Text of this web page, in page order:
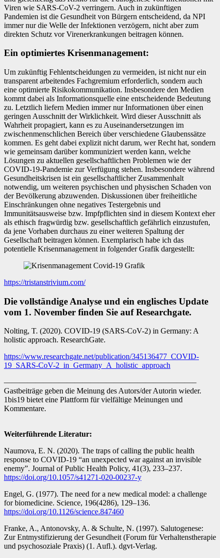
Viren wie SARS-CoV-2 verringern. Auch in zukünftigen
Pandemien ist die Gesundheit von Bürgern entscheidend, da NPI
immer nur die Welle der Infektionen verzögern, nicht aber zum
direkten Schutz vor Virenerkrankungen beitragen können.
Ein optimiertes Krisenmanagement:
Um zukünftig Fehlentscheidungen zu vermeiden, ist nicht nur ein
transparent arbeitendes Fachgremium erforderlich, sondern auch
eine optimierte Risikokommunikation. Insbesondere den Medien
kommt dabei als Informationsquelle eine entscheidende Bedeutung
zu. Letztlich liefern Medien immer nur Informationen über einen
geringen Ausschnitt der Wirklichkeit. Wird dieser Ausschnitt als
Wahrheit propagiert, kann es zu Auseinandersetzungen im
zwischenmenschlichen Bereich über verschiedene Glaubenssätze
kommen. Es geht dabei explizit nicht darum, wer Recht hat, sondern
wie gemeinsam darüber kommuniziert werden kann, welche
Lösungen zu aktuellen gesellschaftlichen Problemen wie der
COVID-19-Pandemie zur Verfügung stehen. Insbesondere während
Gesundheitskrisen ist ein gesellschaftlicher Zusammenhalt
notwendig, um weiteren psychischen und physischen Schaden von
der Bevölkerung abzuwenden. Diskussionen über freiheitliche
Einschränkungen ohne negatives Testergebnis und
Immunitätsausweise bzw. Impfpflichten sind in diesem Kontext eher
als ethisch fragwürdig bzw. gesellschaftlich gefährlich einzustufen,
da jene Vorhaben durchaus zu einer weiteren Spaltung der
Gesellschaft beitragen können. Exemplarisch habe ich das
potentielle Krisenmanagement in folgender Grafik dargestellt:
https://tristanstrivium.com/
Die vollständige Analyse und ein englisches Update
vom 1. November finden Sie auf Researchgate.
Nolting, T. (2020). COVID-19 (SARS-CoV-2) in Germany: A
holistic approach. ResearchGate.
https://www.researchgate.net/publication/345136477_COVID-
19_SARS-CoV-2_in_Germany_A_holistic_approach
————————————————————————–
Gastbeiträge geben die Meinung des Autors/der Autorin wieder.
1bis19 bietet eine Plattform für vielfältige Meinungen und
Kommentare.
Weiterführende Literatur:
Naumova, E. N. (2020). The traps of calling the public health
response to COVID-19 “an unexpected war against an invisible
enemy”. Journal of Public Health Policy, 41(3), 233–237.
https://doi.org/10.1057/s41271-020-00237-y
Engel, G. (1977). The need for a new medical model: a challenge
for biomedicine. Science, 196(4286), 129–136.
https://doi.org/10.1126/science.847460
Franke, A., Antonovsky, A. & Schulte, N. (1997). Salutogenese:
Zur Entmystifizierung der Gesundheit (Forum für Verhaltenstherapie
und psychosoziale Praxis) (1. Aufl.). dgvt-Verlag.